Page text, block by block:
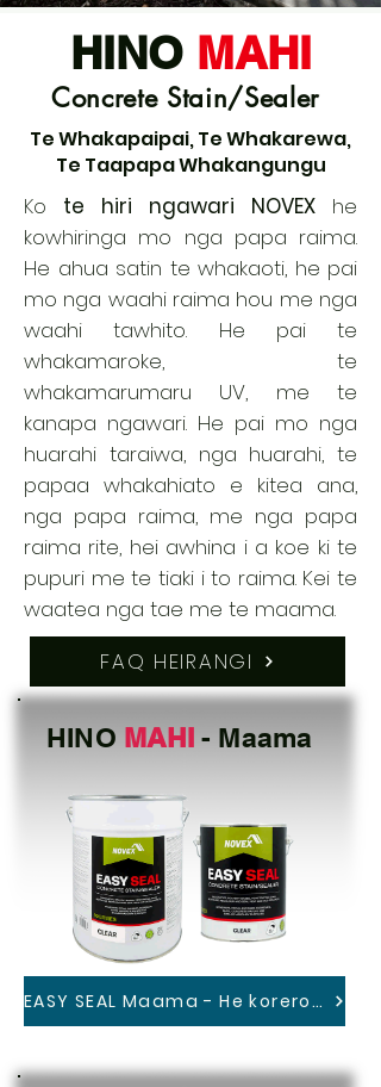
HINO MAHI
Concrete Stain/Sealer
Te Whakapaipai, Te Whakarewa,
Te Taapapa Whakangungu
Ko te hiri ngawari NOVEX
he
kowhiringa mo nga papa raima.
He ahua satin te whakaoti, he pai
mo nga waahi raima hou me nga
waahi tawhito. He pai te
whakamaroke, te
whakamarumaru UV, me te
kanapa ngawari. He pai mo nga
huarahi taraiwa, nga huarahi, te
papaa whakahiato e kitea ana,
nga papa raima, me nga papa
raima rite, hei awhina i a koe ki te
pupuri me te tiaki i to raima. Kei te
waatea nga tae me te maama.
FAQ HEIRANGI
HINO MAHI - Maama
EASY SEAL Maama - He korero ano